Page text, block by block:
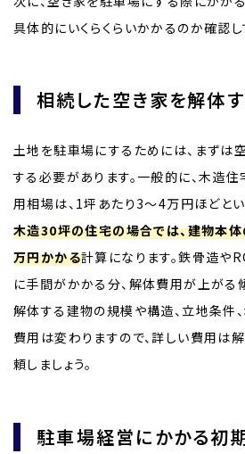
具体的にいくらくらいかかるのか確認し
相続した空き家を解体
土地を駐車場にするためには、まずは
する必要があります。一般的に、木造
用相場は、1坪あたり3〜4万円ほどとい
木造30坪の住宅の場合では、建物本
万円かかる計算になります。鉄骨造や
に手間がかかる分、解体費用が上がる
解体する建物の規模や構造、立地条件
費用は変わりますので、詳しい費用は
頼しましょう。
駐車場経営にかかる初